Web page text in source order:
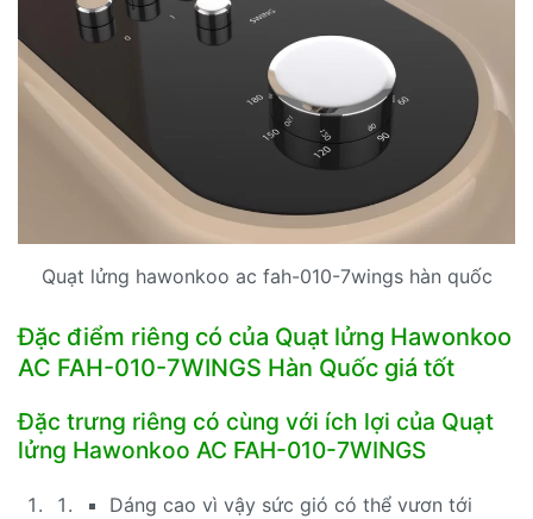
Quạt lửng hawonkoo ac fah-010-7wings hàn quốc
Đặc điểm riêng có của Quạt lửng Hawonkoo
AC FAH-010-7WINGS Hàn Quốc giá tốt
Đặc trưng riêng có cùng với ích lợi của Quạt
lửng Hawonkoo AC FAH-010-7WINGS
Dáng cao vì vậy sức gió có thể vươn tới